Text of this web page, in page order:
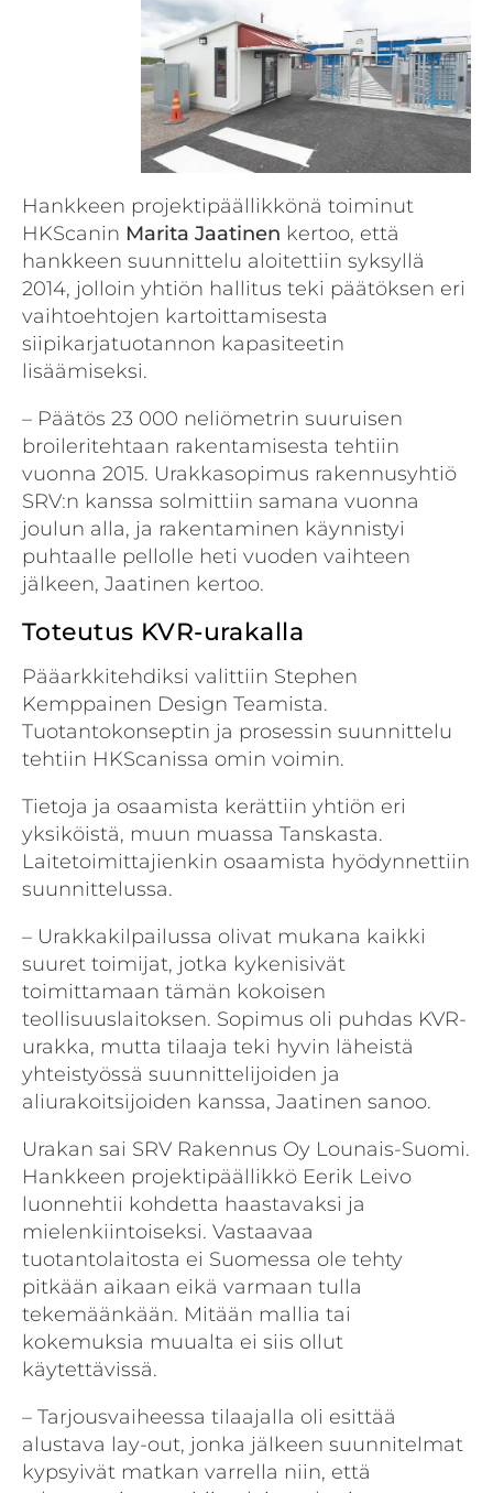
Hankkeen projektipäällikkönä toiminut
HKScanin Marita Jaatinen kertoo, että
hankkeen suunnittelu aloitettiin syksyllä
2014, jolloin yhtiön hallitus teki päätöksen eri
vaihtoehtojen kartoittamisesta
siipikarjatuotannon kapasiteetin
lisäämiseksi.
– Päätös 23 000 neliömetrin suuruisen
broileritehtaan rakentamisesta tehtiin
vuonna 2015. Urakkasopimus rakennusyhtiö
SRV:n kanssa solmittiin samana vuonna
joulun alla, ja rakentaminen käynnistyi
puhtaalle pellolle heti vuoden vaihteen
jälkeen, Jaatinen kertoo.
Toteutus KVR-urakalla
Pääarkkitehdiksi valittiin Stephen
Kemppainen Design Teamista.
Tuotantokonseptin ja prosessin suunnittelu
tehtiin HKScanissa omin voimin.
Tietoja ja osaamista kerättiin yhtiön eri
yksiköistä, muun muassa Tanskasta.
Laitetoimittajienkin osaamista hyödynnettiin
suunnittelussa.
– Urakkakilpailussa olivat mukana kaikki
suuret toimijat, jotka kykenisivät
toimittamaan tämän kokoisen
teollisuuslaitoksen. Sopimus oli puhdas KVR-
urakka, mutta tilaaja teki hyvin läheistä
yhteistyössä suunnittelijoiden ja
aliurakoitsijoiden kanssa, Jaatinen sanoo.
Urakan sai SRV Rakennus Oy Lounais-Suomi.
Hankkeen projektipäällikkö Eerik Leivo
luonnehtii kohdetta haastavaksi ja
mielenkiintoiseksi. Vastaavaa
tuotantolaitosta ei Suomessa ole tehty
pitkään aikaan eikä varmaan tulla
tekemäänkään. Mitään mallia tai
kokemuksia muualta ei siis ollut
käytettävissä.
– Tarjousvaiheessa tilaajalla oli esittää
alustava lay-out, jonka jälkeen suunnitelmat
kypsyivät matkan varrella niin, että